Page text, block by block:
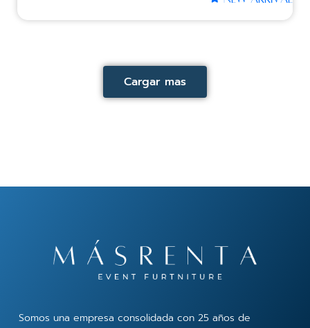
Cargar mas
Somos una empresa consolidada con 25 años de